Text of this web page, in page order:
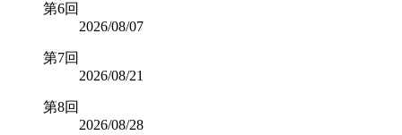
第6回
2026/08/07
第7回
2026/08/21
第8回
2026/08/28